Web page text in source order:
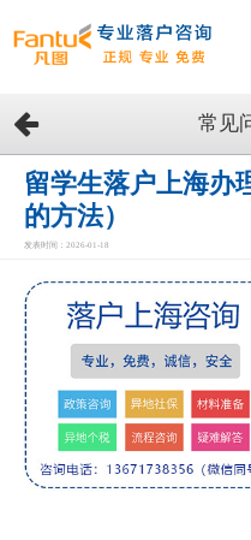
网
站
首
页
留
生
务
优
常见
留学生落户上海办
的方法）
发表时间：2026-01-18